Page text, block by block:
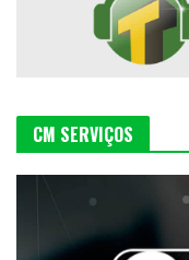
CM SERVIÇOS